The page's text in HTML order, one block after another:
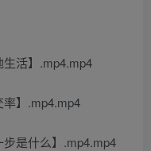
活】.mp4.mp4
】.mp4.mp4
是什么】.mp4.mp4